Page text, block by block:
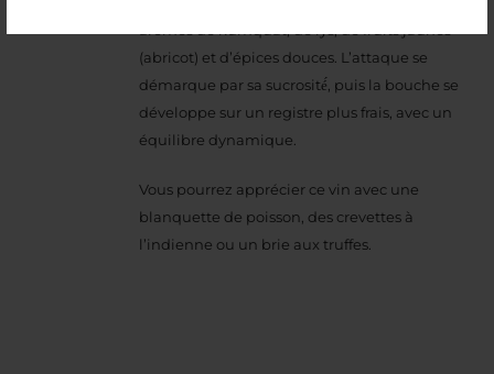
(abricot) et d’épices douces. L’attaque se
démarque par sa sucrosité́, puis la bouche se
développe sur un registre plus frais, avec un
équilibre dynamique.
Vous pourrez apprécier ce vin avec une
blanquette de poisson, des crevettes à
l’indienne ou un brie aux truffes.